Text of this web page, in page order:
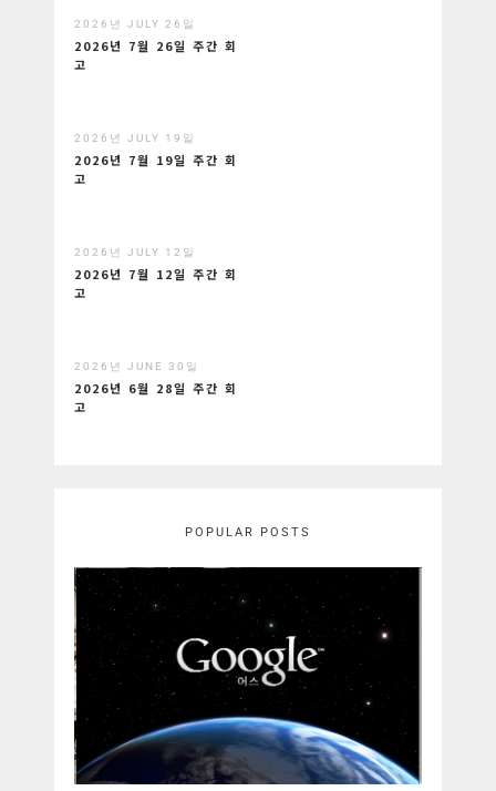
2026년 JULY 26일
2026년 7월 26일 주간 회
고
2026년 JULY 19일
2026년 7월 19일 주간 회
고
2026년 JULY 12일
2026년 7월 12일 주간 회
고
2026년 JUNE 30일
2026년 6월 28일 주간 회
고
POPULAR POSTS